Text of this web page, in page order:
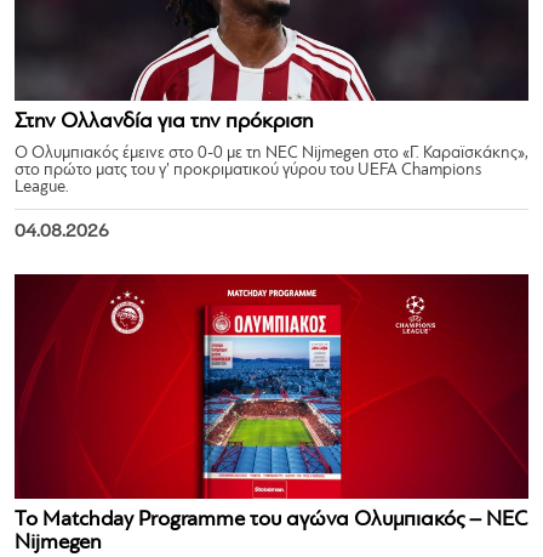
Στην Ολλανδία για την πρόκριση
Ο Ολυμπιακός έμεινε στο 0-0 με τη NEC Nijmegen στο «Γ. Καραϊσκάκης»,
στο πρώτο ματς του γ’ προκριματικού γύρου του UEFA Champions
League.
04.08.2026
Το Matchday Programme του αγώνα Ολυμπιακός – NEC
Nijmegen